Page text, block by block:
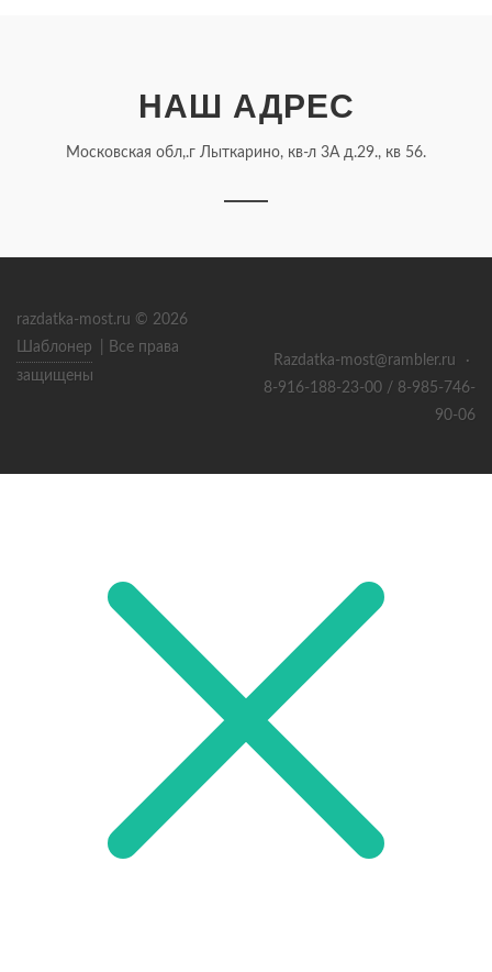
НАШ АДРЕС
Московская обл,.г Лыткарино, кв-л 3А д.29., кв 56.
razdatka-most.ru © 2026
Шаблонер
| Все права
защищены
Razdatka-most@rambler.ru
·
8-916-188-23-00 / 8-985-746-
90-06